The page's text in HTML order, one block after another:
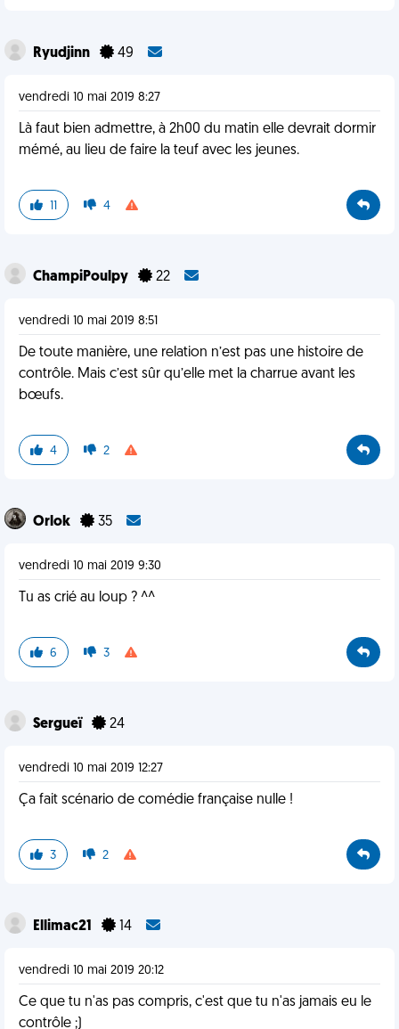
Ryudjinn 49
vendredi 10 mai 2019 8:27
Là faut bien admettre, à 2h00 du matin elle devrait dormir
mémé, au lieu de faire la teuf avec les jeunes.
11 4
ChampiPoulpy 22
vendredi 10 mai 2019 8:51
De toute manière, une relation n’est pas une histoire de
contrôle. Mais c’est sûr qu’elle met la charrue avant les
bœufs.
4 2
Orlok 35
vendredi 10 mai 2019 9:30
Tu as crié au loup ? ^^
6 3
Sergueï 24
vendredi 10 mai 2019 12:27
Ça fait scénario de comédie française nulle !
3 2
Ellimac21 14
vendredi 10 mai 2019 20:12
Ce que tu n'as pas compris, c'est que tu n'as jamais eu le
contrôle ;)